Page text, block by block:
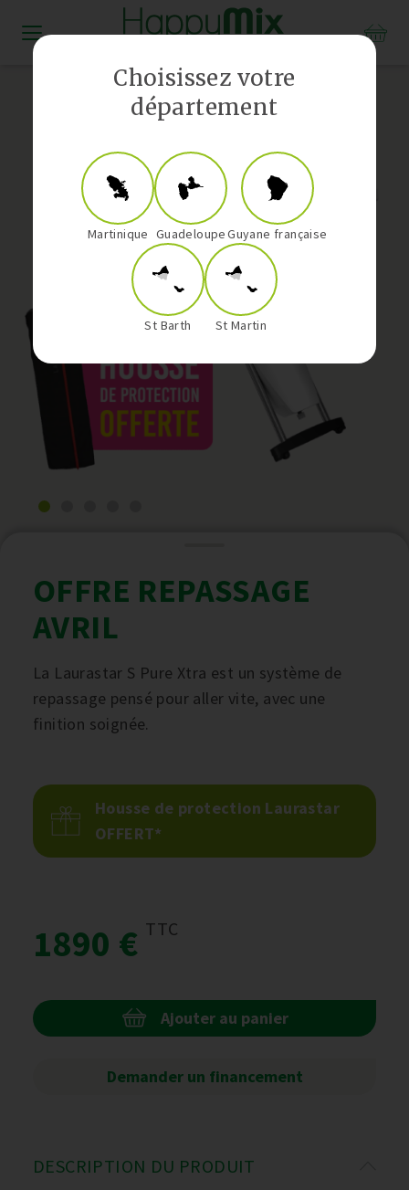
OFFRE REPASSAGE
AVRIL
La Laurastar S Pure Xtra est un système de
repassage pensé pour aller vite, avec une
finition soignée.
Housse de protection Laurastar
OFFERT*
1890 € TTC
Ajouter au panier
Demander un financement
DESCRIPTION DU PRODUIT
Choisissez votre
département
Martinique GuadeloupeGuyane française
St Barth St Martin